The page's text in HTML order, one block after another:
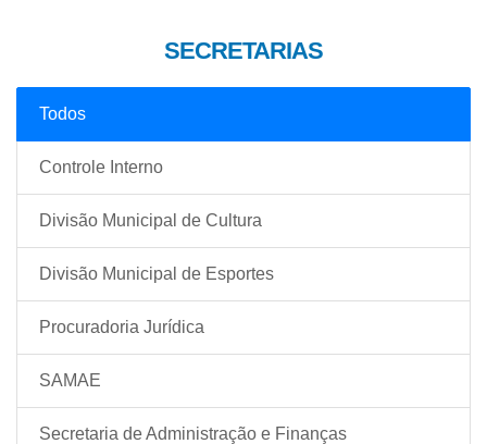
SECRETARIAS
Todos
Controle Interno
Divisão Municipal de Cultura
Divisão Municipal de Esportes
Procuradoria Jurídica
SAMAE
Secretaria de Administração e Finanças